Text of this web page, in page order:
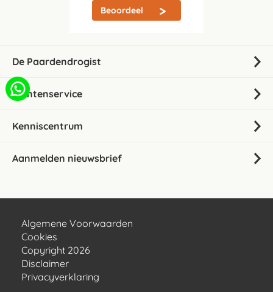
Beoordeel
De Paardendrogist
Klantenservice
Kenniscentrum
Aanmelden nieuwsbrief
Algemene Voorwaarden
Cookies
Copyright 2026
Disclaimer
Privacyverklaring